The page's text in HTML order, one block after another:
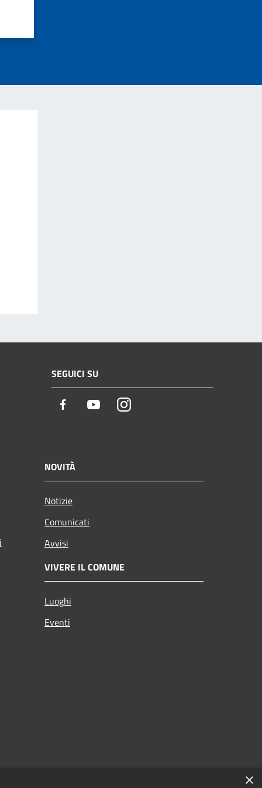
SEGUICI SU
Facebook YoutubeInstagram
NOVITÀ
Notizie
Comunicati
Avvisi
VIVERE IL COMUNE
Luoghi
Eventi
×